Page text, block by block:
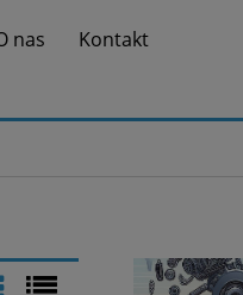
nas Kontakt